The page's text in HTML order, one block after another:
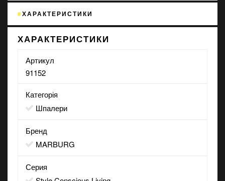
ХАРАКТЕРИСТИКИ
ХАРАКТЕРИСТИКИ
Артикул
91152
Категорія
Шпалери
Бренд
MARBURG
Серия